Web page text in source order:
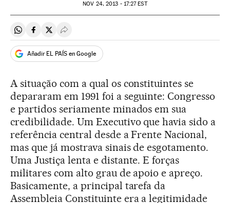
NOV 24, 2013 - 17:27EST
Compartir en Whatsapp
Compartir en Facebook
Compartir en Twitter
Desplegar Redes Sociales
Añadir EL PAÍS en Google
A situação com a qual os constituintes se
depararam em 1991 foi a seguinte: Congresso
e partidos seriamente minados em sua
credibilidade. Um Executivo que havia sido a
referência central desde a Frente Nacional,
mas que já mostrava sinais de esgotamento.
Uma Justiça lenta e distante. E forças
militares com alto grau de apoio e apreço.
Basicamente, a principal tarefa da
Assembleia Constituinte era a legitimidade